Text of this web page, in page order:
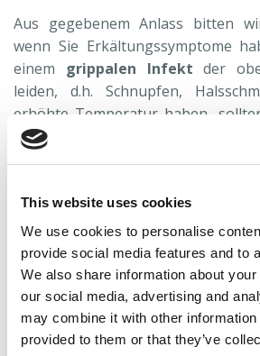
This website uses cookies
We use cookies to personalise
provide social media features and to
We also share information about
our social media, advertising and
may combine it with other information
provided to them or that they’ve
Aus gegebenem Anlass bitten
wenn Sie Erkältungssymptome
einem grippalen Infekt der
leiden, d.h. Schnupfen,
erhöhte Temperatur haben,
zur Arbeit, in die Schule o.ä.
in den letzten Tagen direkten
womöglich oder nachgewiesen
hatten, oder per Corona-
entsprechenden Hinweis
Wir werden das weitere
besprechen und Sie für die